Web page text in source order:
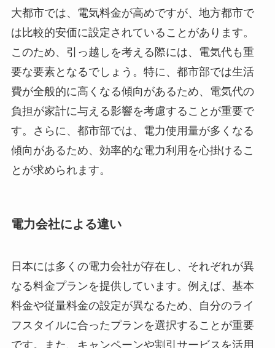
大都市では、電気料金が高めですが、地方都市で
は比較的安価に設定されていることがあります。
このため、引っ越しを考える際には、電気代も重
要な要素となるでしょう。特に、都市部では生活
費が全般的に高くなる傾向があるため、電気代の
負担が家計に与える影響を考慮することが重要で
す。さらに、都市部では、電力使用量が多くなる
傾向があるため、効率的な電力利用を心掛けるこ
とが求められます。
電力会社による違い
日本には多くの電力会社が存在し、それぞれが異
なる料金プランを提供しています。例えば、基本
料金や従量料金の設定が異なるため、自分のライ
フスタイルに合ったプランを選択することが重要
です。また、キャンペーンや割引サービスを活用